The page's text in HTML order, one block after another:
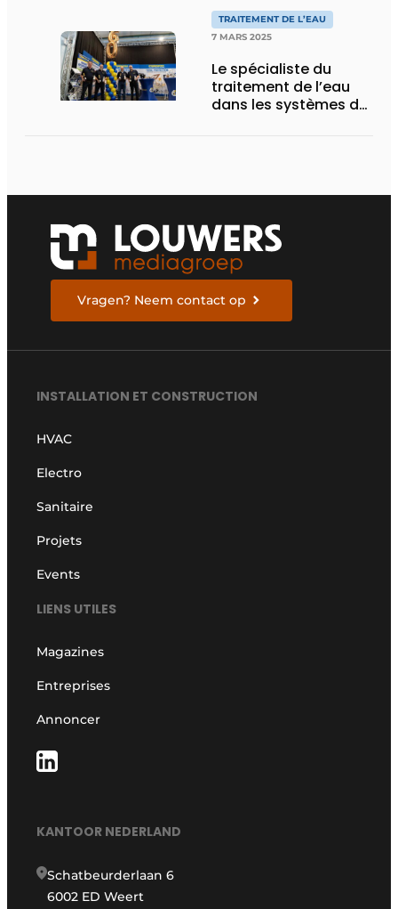
autoportant pour WC
suspendu
TRAITEMENT DE L’EAU
7 MARS 2025
Le spécialiste du
traitement de l’eau
dans les systèmes de
passionnante
Vragen? Neem contact op
INSTALLATION ET CONSTRUCTION
HVAC
Electro
Sanitaire
Projets
Events
LIENS UTILES
Magazines
Entreprises
Annoncer
KANTOOR NEDERLAND
Schatbeurderlaan 6
6002 ED Weert